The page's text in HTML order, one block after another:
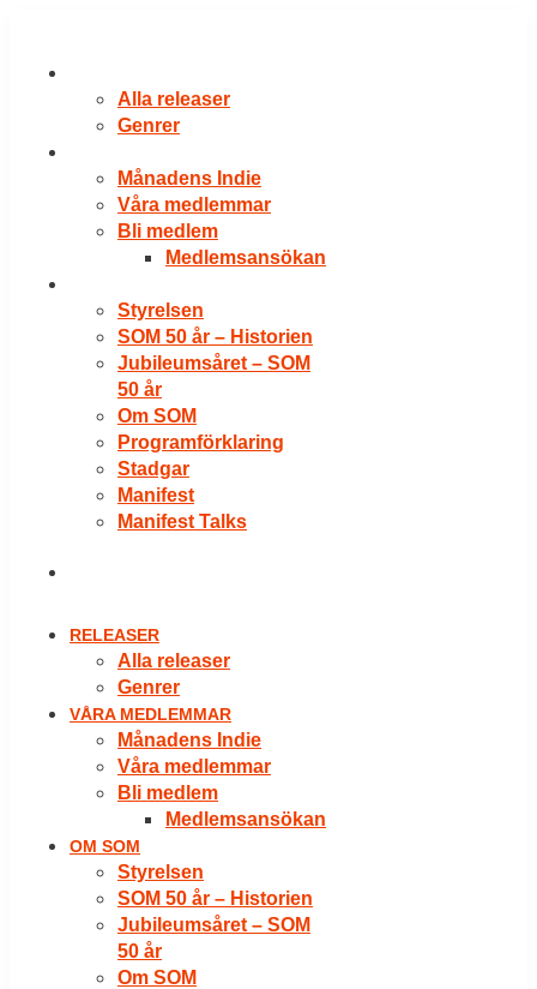
innehåll
Alla releaser
Genrer
Månadens Indie
Våra medlemmar
Bli medlem
Medlemsansökan
Styrelsen
SOM 50 år – Historien
Jubileumsåret – SOM
50 år
Om SOM
Programförklaring
Stadgar
Manifest
Manifest Talks
RELEASER
Alla releaser
Genrer
VÅRA MEDLEMMAR
Månadens Indie
Våra medlemmar
Bli medlem
Medlemsansökan
OM SOM
Styrelsen
SOM 50 år – Historien
Jubileumsåret – SOM
50 år
Om SOM